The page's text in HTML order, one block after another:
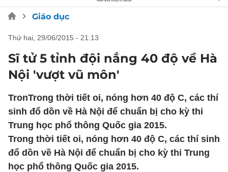
Giáo dục
thứ hai, 29/06/2015 - 21:13
Sĩ tử 5 tỉnh đội nắng 40 độ về Hà
Nội 'vượt vũ môn'
TronTrong thời tiết oi, nóng hơn 40 độ C, các thí
sinh đổ dồn về Hà Nội để chuẩn bị cho kỳ thi
Trung học phổ thông Quốc gia 2015.
Trong thời tiết oi, nóng hơn 40 độ C, các thí sinh
đổ dồn về Hà Nội để chuẩn bị cho kỳ thi Trung
học phổ thông Quốc gia 2015.